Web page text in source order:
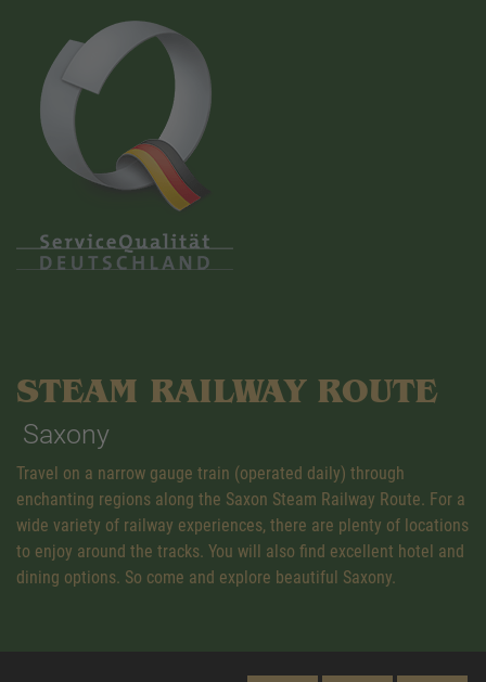
STEAM RAILWAY ROUTE
Saxony
Travel on a narrow gauge train (operated daily) through
enchanting regions along the Saxon Steam Railway Route. For a
wide variety of railway experiences, there are plenty of locations
to enjoy around the tracks. You will also find excellent hotel and
dining options. So come and explore beautiful Saxony.